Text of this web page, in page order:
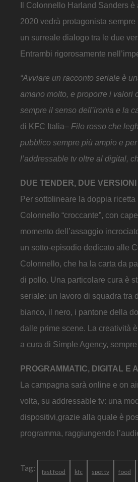
Il Colonnello Harland Sanders
2020 vedrà protagonista
un surreale dialogo tra le due
Entrambi rigorosamente
“Avviare un racconto seriale è
amano molto, e proporre i valori
sempre il senso dell’ironia e la
di KFC Italia– Filo rosso che
pubblico sempre più ampio e
l’addressable tv oltre al digital,
DUE TENDER, DUE
Per sottolineare la doppia
Colonnello “croccante”, con
momento dell’assaggio
un sotto-episodio dedicato alle
Colonnello, che ha la carta da
di pollo. Una particolare cura è
seriale: un lavoro di squadra tra
bianco, il nero, i pantone della
dalle prime scene. La creatività
a cura di Simple Agency,
PROGRAMMATIC, DIGITAL E
La campagna sarà online e on
volta, su addressable tv: una
dispositivi,grazie alla quale è
programma, raggiungendo
Tag: fast food kfc spot tv food